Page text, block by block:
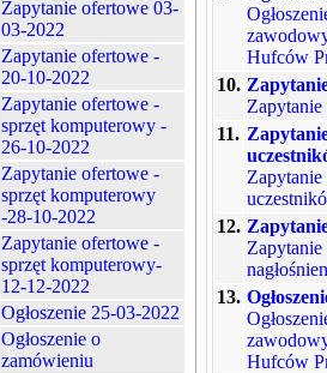
Zapytanie ofertowe 03-
03-2022
Zapytanie ofertowe -
20-10-2022
Zapytanie ofertowe -
sprzęt komputerowy -
26-10-2022
Zapytanie ofertowe -
sprzęt komputerowy
-28-10-2022
Zapytanie ofertowe -
sprzęt komputerowy-
12-12-2022
Ogłoszenie 25-03-2022
Ogłoszenie o
zamówieniu
Hufców
10.
11.
12.
13.
Hufców